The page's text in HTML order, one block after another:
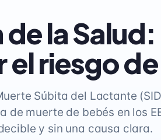
de la
riesgo de
Súbita del Lactante
de muerte de bebés en los
y sin una causa clara.